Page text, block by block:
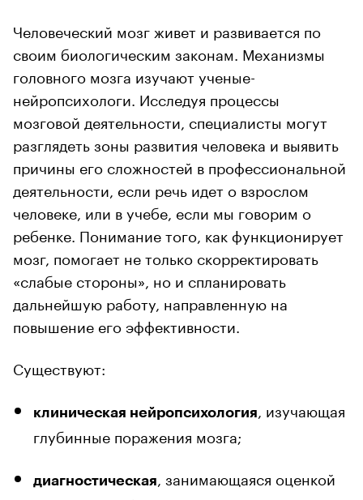
Человеческий мозг живет и развивается по
своим биологическим законам. Механизмы
головного мозга изучают ученые-
нейропсихологи. Исследуя процессы
мозговой деятельности, специалисты могут
разглядеть зоны развития человека и выявить
причины его сложностей в профессиональной
деятельности, если речь идет о взрослом
человеке, или в учебе, если мы говорим о
ребенке. Понимание того, как функционирует
мозг, помогает не только скорректировать
«слабые стороны», но и спланировать
дальнейшую работу, направленную на
повышение его эффективности.
Существуют:
клиническая нейропсихология
, изучающая
глубинные поражения мозга;
диагностическая
, занимающаяся оценкой